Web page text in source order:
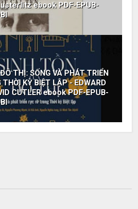
ebook PDF-EPUB-
THỊ: SỐNG VÀ PHÁT TRIỂN
THỜI KỲ BIỆT LẬP - EDWARD
CUTLER ebook PDF-EPUB-